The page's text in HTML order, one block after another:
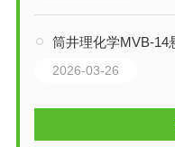
筒井理化学MVB-14
2026-03-26